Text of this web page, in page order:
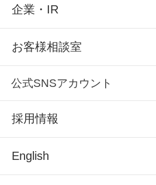
企業・IR
お客様相談室
公式SNSアカウント
採用情報
English